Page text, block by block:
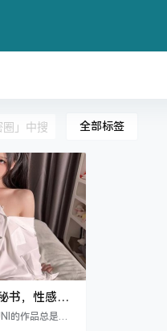
全部标签
书，性感魅
的作品总是让